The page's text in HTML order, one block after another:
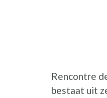
Rencontre
bestaat uit